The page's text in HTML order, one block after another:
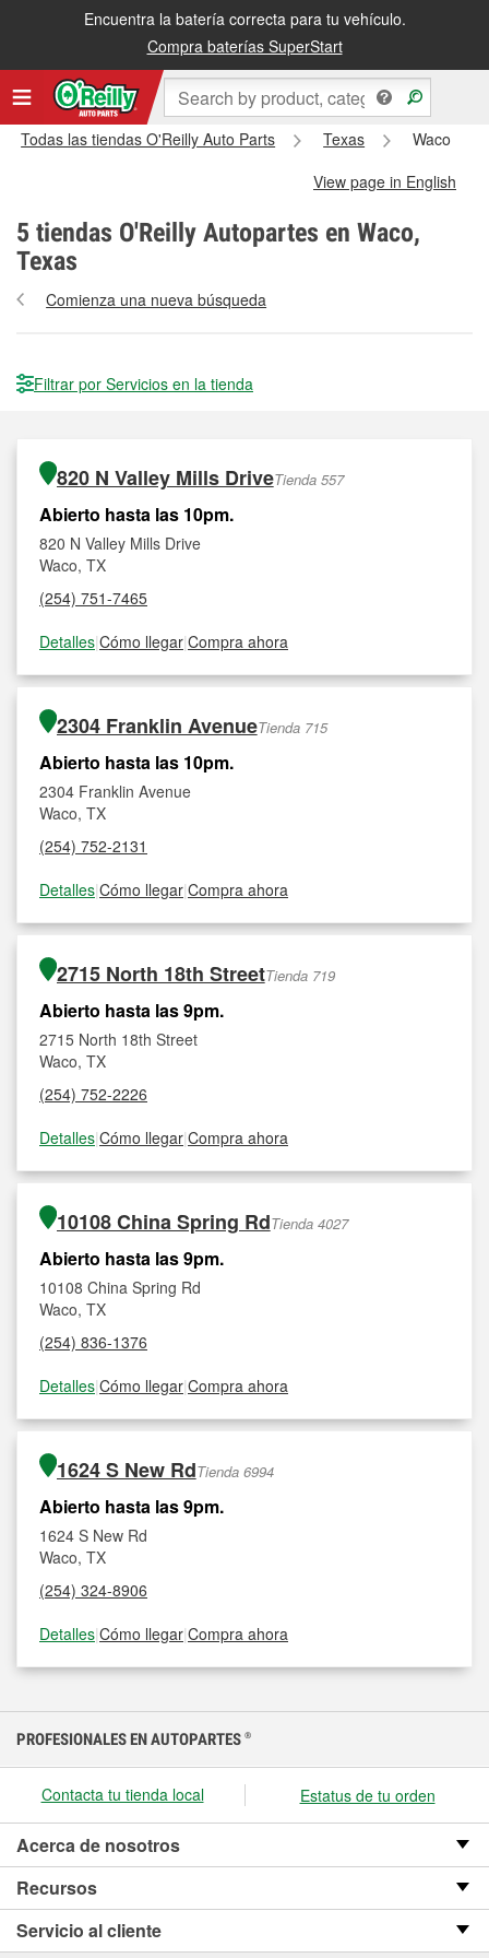
Encuentra la batería correcta para tu vehículo.
Compra baterías SuperStart
Todas las tiendas O'Reilly Auto Parts Texas
Waco
View page in English
5 tiendas O'Reilly Autopartes en Waco,
Texas
Comienza una nueva búsqueda
Filtrar por Servicios en la tienda
820 N Valley Mills DriveTienda 557
Abierto hasta las 10pm.
820 N Valley Mills Drive
Waco, TX
(254) 751-7465
Detalles|Cómo llegar|Compra ahora
2304 Franklin AvenueTienda 715
Abierto hasta las 10pm.
2304 Franklin Avenue
Waco, TX
(254) 752-2131
Detalles|Cómo llegar|Compra ahora
2715 North 18th StreetTienda 719
Abierto hasta las 9pm.
2715 North 18th Street
Waco, TX
(254) 752-2226
Detalles|Cómo llegar|Compra ahora
10108 China Spring RdTienda 4027
Abierto hasta las 9pm.
10108 China Spring Rd
Waco, TX
(254) 836-1376
Detalles|Cómo llegar|Compra ahora
1624 S New RdTienda 6994
Abierto hasta las 9pm.
1624 S New Rd
Waco, TX
(254) 324-8906
Detalles|Cómo llegar|Compra ahora
PROFESIONALES EN AUTOPARTES ®
Contacta tu tienda local Estatus de tu orden
Acerca de nosotros
Recursos
Servicio al cliente